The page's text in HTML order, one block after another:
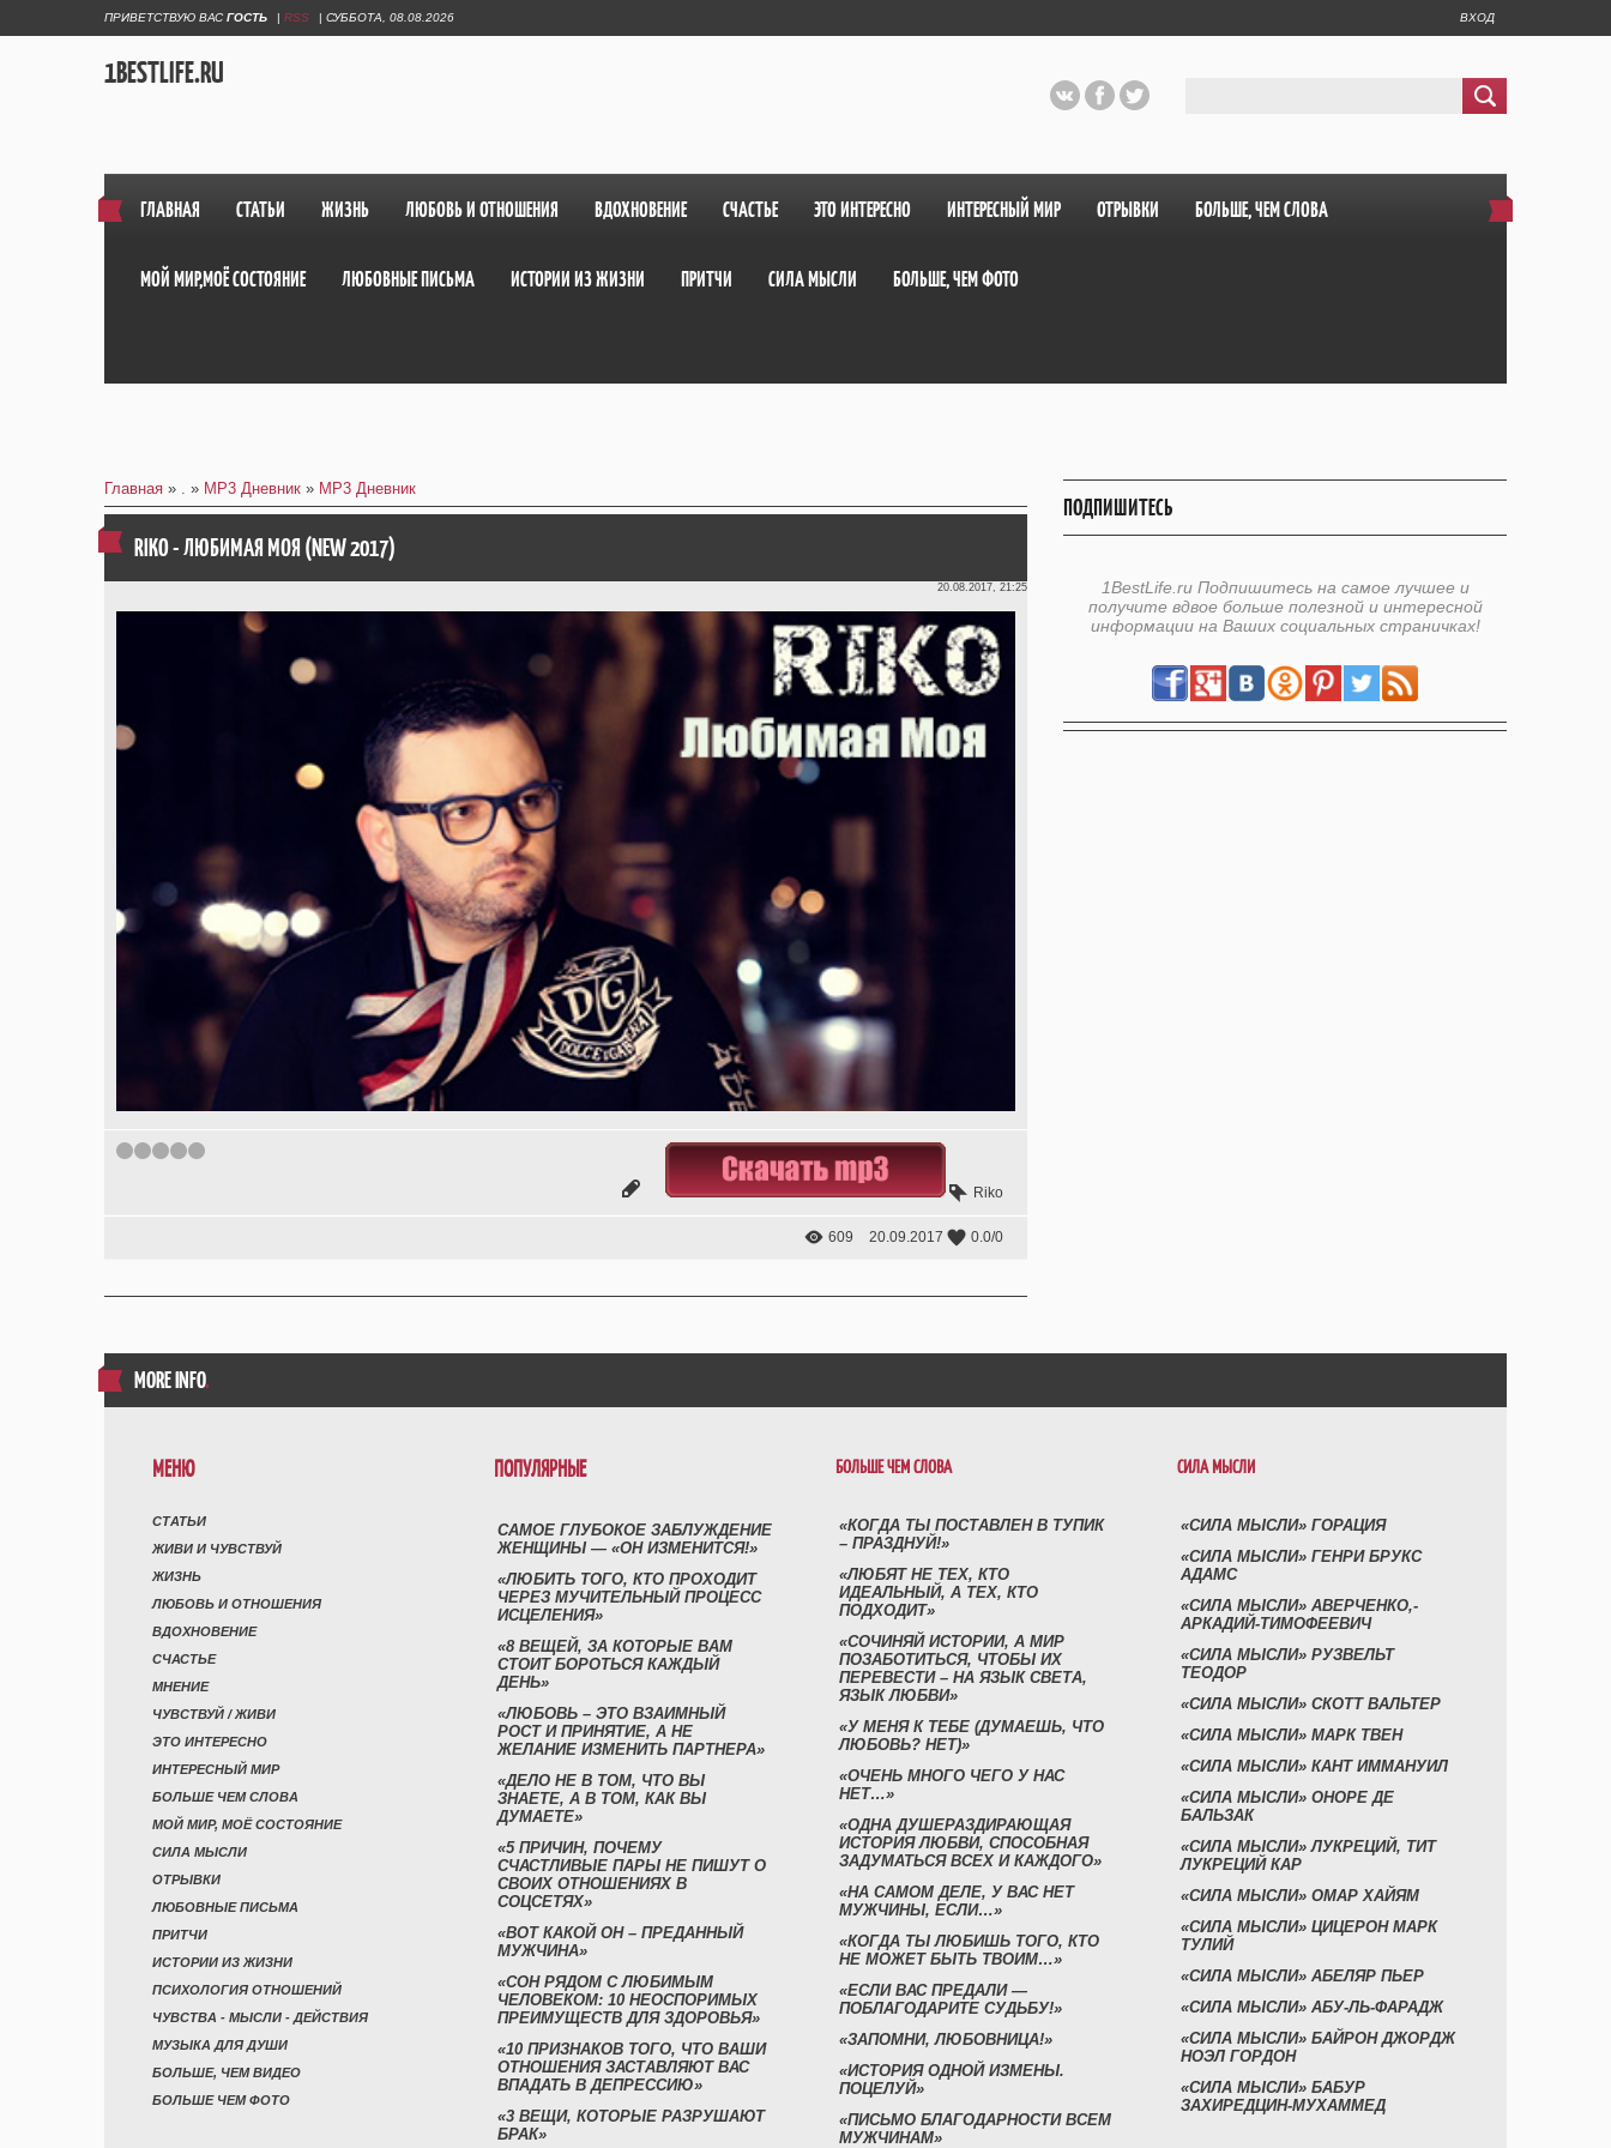
ПРИВЕТСТВУЮ ВАС ГОСТЬ | RSS | СУББОТА, 08.08.2026 ВХОД
1BESTLIFE.RU
ГЛАВНАЯ СТАТЬИ ЖИЗНЬ ЛЮБОВЬ И ОТНОШЕНИЯ ВДОХНОВЕНИЕ СЧАСТЬЕ ЭТО ИНТЕРЕСНО ИНТЕРЕСНЫЙ МИР ОТРЫВКИ БОЛЬШЕ, ЧЕМ СЛОВА
МОЙ МИР,МОЁ СОСТОЯНИЕ ЛЮБОВНЫЕ ПИСЬМА ИСТОРИИ ИЗ ЖИЗНИ ПРИТЧИ СИЛА МЫСЛИ БОЛЬШЕ, ЧЕМ ФОТО
Главная » . » MP3 Дневник » MP3 Дневник
RIKO - ЛЮБИМАЯ МОЯ (NEW 2017)
20.08.2017, 21:25
1 2 3 4
Riko
609 20.09.2017 0.0/0
ПОДПИШИТЕСЬ
1BestLife.ru Подпишитесь на самое лучшее и
получите вдвое больше полезной и интересной
информации на Ваших социальных страничках!
MORE INFO.
МЕНЮ
СТАТЬИ
ЖИВИ И ЧУВСТВУЙ
ЖИЗНЬ
ЛЮБОВЬ И ОТНОШЕНИЯ
ВДОХНОВЕНИЕ
СЧАСТЬЕ
МНЕНИЕ
ЧУВСТВУЙ / ЖИВИ
ЭТО ИНТЕРЕСНО
ИНТЕРЕСНЫЙ МИР
БОЛЬШЕ ЧЕМ СЛОВА
МОЙ МИР, МОЁ СОСТОЯНИЕ
СИЛА МЫСЛИ
ОТРЫВКИ
ЛЮБОВНЫЕ ПИСЬМА
ПРИТЧИ
ИСТОРИИ ИЗ ЖИЗНИ
ПСИХОЛОГИЯ ОТНОШЕНИЙ
ЧУВСТВА - МЫСЛИ - ДЕЙСТВИЯ
МУЗЫКА ДЛЯ ДУШИ
БОЛЬШЕ, ЧЕМ ВИДЕО
БОЛЬШЕ ЧЕМ ФОТО
ПОПУЛЯРНЫЕ
САМОЕ ГЛУБОКОЕ ЗАБЛУЖДЕНИЕ
ЖЕНЩИНЫ — «ОН ИЗМЕНИТСЯ!»
«ЛЮБИТЬ ТОГО, КТО ПРОХОДИТ
ЧЕРЕЗ МУЧИТЕЛЬНЫЙ ПРОЦЕСС
ИСЦЕЛЕНИЯ»
«8 ВЕЩЕЙ, ЗА КОТОРЫЕ ВАМ
СТОИТ БОРОТЬСЯ КАЖДЫЙ
ДЕНЬ»
«ЛЮБОВЬ – ЭТО ВЗАИМНЫЙ
РОСТ И ПРИНЯТИЕ, А НЕ
ЖЕЛАНИЕ ИЗМЕНИТЬ ПАРТНЕРА»
«ДЕЛО НЕ В ТОМ, ЧТО ВЫ
ЗНАЕТЕ, А В ТОМ, КАК ВЫ
ДУМАЕТЕ»
«5 ПРИЧИН, ПОЧЕМУ
СЧАСТЛИВЫЕ ПАРЫ НЕ ПИШУТ О
СВОИХ ОТНОШЕНИЯХ В
СОЦСЕТЯХ»
«ВОТ КАКОЙ ОН – ПРЕДАННЫЙ
МУЖЧИНА»
«СОН РЯДОМ С ЛЮБИМЫМ
ЧЕЛОВЕКОМ: 10 НЕОСПОРИМЫХ
ПРЕИМУЩЕСТВ ДЛЯ ЗДОРОВЬЯ»
«10 ПРИЗНАКОВ ТОГО, ЧТО ВАШИ
ОТНОШЕНИЯ ЗАСТАВЛЯЮТ ВАС
ВПАДАТЬ В ДЕПРЕССИЮ»
«3 ВЕЩИ, КОТОРЫЕ РАЗРУШАЮТ
БРАК»
БОЛЬШЕ ЧЕМ СЛОВА
«КОГДА ТЫ ПОСТАВЛЕН В ТУПИК
– ПРАЗДНУЙ!»
«ЛЮБЯТ НЕ ТЕХ, КТО
ИДЕАЛЬНЫЙ, А ТЕХ, КТО
ПОДХОДИТ»
«СОЧИНЯЙ ИСТОРИИ, А МИР
ПОЗАБОТИТЬСЯ, ЧТОБЫ ИХ
ПЕРЕВЕСТИ – НА ЯЗЫК СВЕТА,
ЯЗЫК ЛЮБВИ»
«У МЕНЯ К ТЕБЕ (ДУМАЕШЬ, ЧТО
ЛЮБОВЬ? НЕТ)»
«ОЧЕНЬ МНОГО ЧЕГО У НАС
НЕТ…»
«ОДНА ДУШЕРАЗДИРАЮЩАЯ
ИСТОРИЯ ЛЮБВИ, СПОСОБНАЯ
ЗАДУМАТЬСЯ ВСЕХ И КАЖДОГО»
«НА САМОМ ДЕЛЕ, У ВАС НЕТ
МУЖЧИНЫ, ЕСЛИ…»
«КОГДА ТЫ ЛЮБИШЬ ТОГО, КТО
НЕ МОЖЕТ БЫТЬ ТВОИМ…»
«ЕСЛИ ВАС ПРЕДАЛИ —
ПОБЛАГОДАРИТЕ СУДЬБУ!»
«ЗАПОМНИ, ЛЮБОВНИЦА!»
«ИСТОРИЯ ОДНОЙ ИЗМЕНЫ.
ПОЦЕЛУЙ»
«ПИСЬМО БЛАГОДАРНОСТИ ВСЕМ
МУЖЧИНАМ»
СИЛА МЫСЛИ
«СИЛА МЫСЛИ» ГОРАЦИЯ
«СИЛА МЫСЛИ» ГЕНРИ БРУКС
АДАМС
«СИЛА МЫСЛИ» АВЕРЧЕНКО,-
АРКАДИЙ-ТИМОФЕЕВИЧ
«СИЛА МЫСЛИ» РУЗВЕЛЬТ
ТЕОДОР
«СИЛА МЫСЛИ» СКОТТ ВАЛЬТЕР
«СИЛА МЫСЛИ» МАРК ТВЕН
«СИЛА МЫСЛИ» КАНТ ИММАНУИЛ
«СИЛА МЫСЛИ» ОНОРЕ ДЕ
БАЛЬЗАК
«СИЛА МЫСЛИ» ЛУКРЕЦИЙ, ТИТ
ЛУКРЕЦИЙ КАР
«СИЛА МЫСЛИ» ОМАР ХАЙЯМ
«СИЛА МЫСЛИ» ЦИЦЕРОН МАРК
ТУЛИЙ
«СИЛА МЫСЛИ» АБЕЛЯР ПЬЕР
«СИЛА МЫСЛИ» АБУ-ЛЬ-ФАРАДЖ
«СИЛА МЫСЛИ» БАЙРОН ДЖОРДЖ
НОЭЛ ГОРДОН
«СИЛА МЫСЛИ» БАБУР
ЗАХИРЕДЦИН-МУХАММЕД